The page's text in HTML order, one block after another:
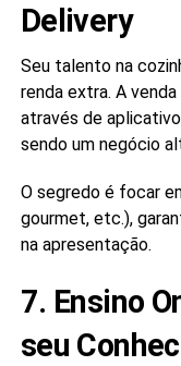
Delivery
Seu talento na
renda extra. A
através de
sendo um negócio
O segredo é focar
gourmet, etc.),
na apresentação.
7. Ensino
seu